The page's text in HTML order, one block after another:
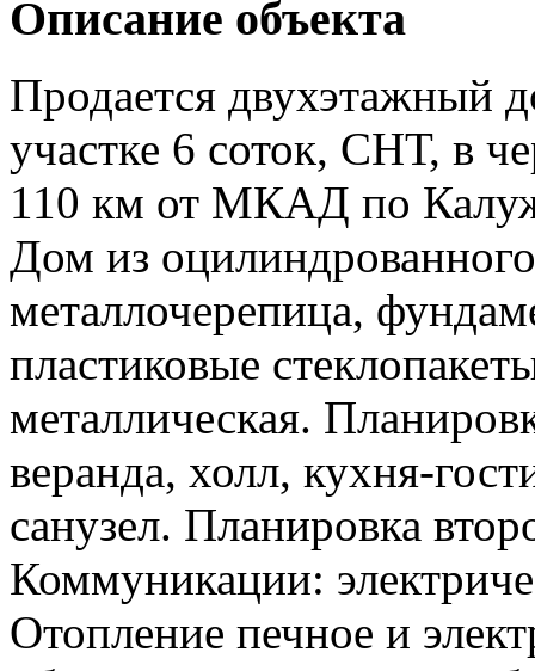
Описание объекта
Продается двухэтажный
участке 6 соток, СНТ, в
110 км от МКАД по
Дом из
металлочерепица,
пластиковые
металлическая.
веранда, холл, кухня-
санузел. Планировка
Коммуникации:
Отопление печное и